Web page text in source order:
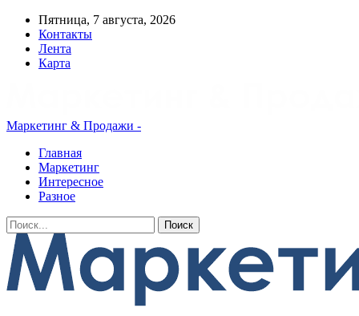
Пятница, 7 августа, 2026
Контакты
Лента
Карта
Маркетинг & Продажи -
Главная
Маркетинг
Интересное
Разное